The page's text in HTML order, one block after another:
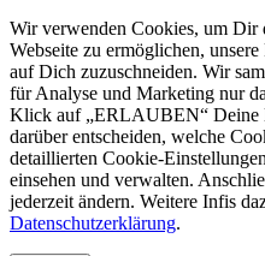
Wir verwenden Cookies, um Dir
Webseite zu ermöglichen,
auf Dich zuzuschneiden. Wir
für Analyse und Marketing nur
Klick auf „ERLAUBEN“ Deine
darüber entscheiden, welche
detaillierten Cookie-
einsehen und verwalten.
jederzeit ändern. Weitere Infis
Datenschutzerklärung.